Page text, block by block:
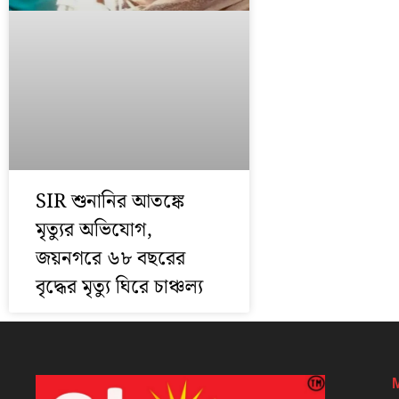
SIR শুনানির আতঙ্কে
মৃত্যুর অভিযোগ,
জয়নগরে ৬৮ বছরের
বৃদ্ধের মৃত্যু ঘিরে চাঞ্চল্য